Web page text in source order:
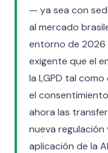
— ya sea con
al mercado
entorno de 2026
exigente que el
la LGPD tal
el
ahora las
nueva
aplicación de la